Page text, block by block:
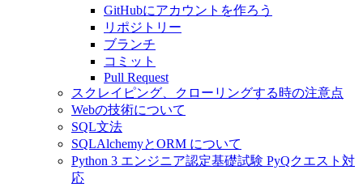
GitHubにアカウントを作ろう
リポジトリー
ブランチ
コミット
Pull Request
スクレイピング、クローリングする時の注意点
Webの技術について
SQL文法
SQLAlchemyとORM について
Python 3 エンジニア認定基礎試験 PyQクエスト対
応